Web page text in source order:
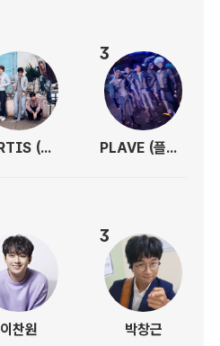
CORTIS (코르티스)
3
PLAVE (플레이브)
이찬원
3
박창근